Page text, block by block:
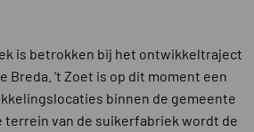
is betrokken bij het ontwikkeltraject
Breda. ’t Zoet is op dit moment een
binnen de gemeente
terrein van de suikerfabriek wordt de